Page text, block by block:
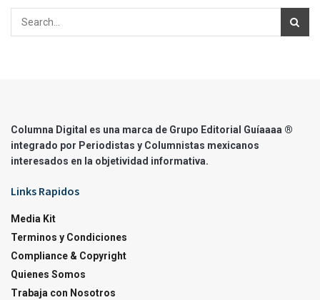
Columna Digital es una marca de Grupo Editorial Guíaaaa ®
integrado por Periodistas y Columnistas mexicanos
interesados en la objetividad informativa.
Links Rapidos
Media Kit
Terminos y Condiciones
Compliance & Copyright
Quienes Somos
Trabaja con Nosotros